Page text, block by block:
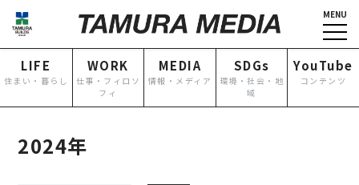
MENU
LIFE
住まい・暮らし
WORK
仕事・フィロソ
フィ
MEDIA
情報・メディア
SDGs
環境・社会・地
域
YouTube
コンテンツ
HOME
NEWS
IR情報
TOPICS
企業情報
グループ各社概要
トップメッセージ
2024年